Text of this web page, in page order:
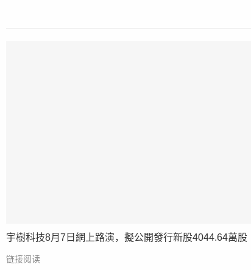
宇樹科技8月7日網上路演，擬公開發行新股4044.64萬股
链接阅读